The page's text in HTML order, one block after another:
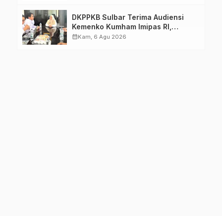
DKPPKB Sulbar Terima Audiensi
Kemenko Kumham Imipas RI,
Perkuat Pelayanan Kesehatan bagi
calendar_monthKam, 6 Agu 2026